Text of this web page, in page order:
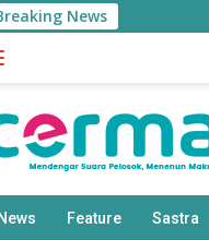
News
News Feature Sastra